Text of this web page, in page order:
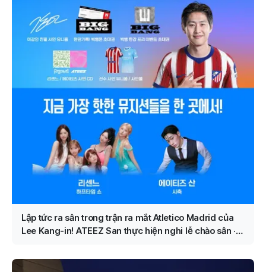
Lập tức ra sân trong trận ra mắt Atletico Madrid của
Lee Kang-in! ATEEZ San thực hiện nghi lễ chào sân ·